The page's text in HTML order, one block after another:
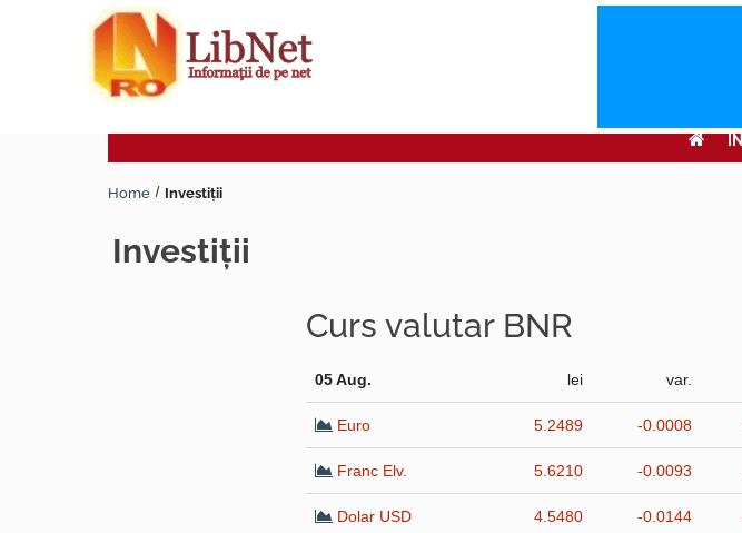
Home Investiţii
investiţii
Curs valutar BNR
05 Aug. lei var.
Euro 5.2489 -0.0008
Franc Elv. 5.6210 -0.0093
Dolar USD 4.5480 -0.0144